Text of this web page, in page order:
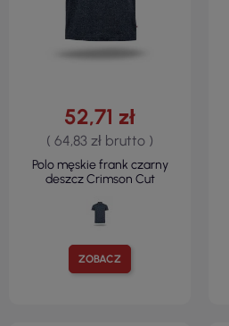
ZOBACZ
52,71 zł
( 64,83 zł brutto )
Polo męskie frank czarny
deszcz Crimson Cut